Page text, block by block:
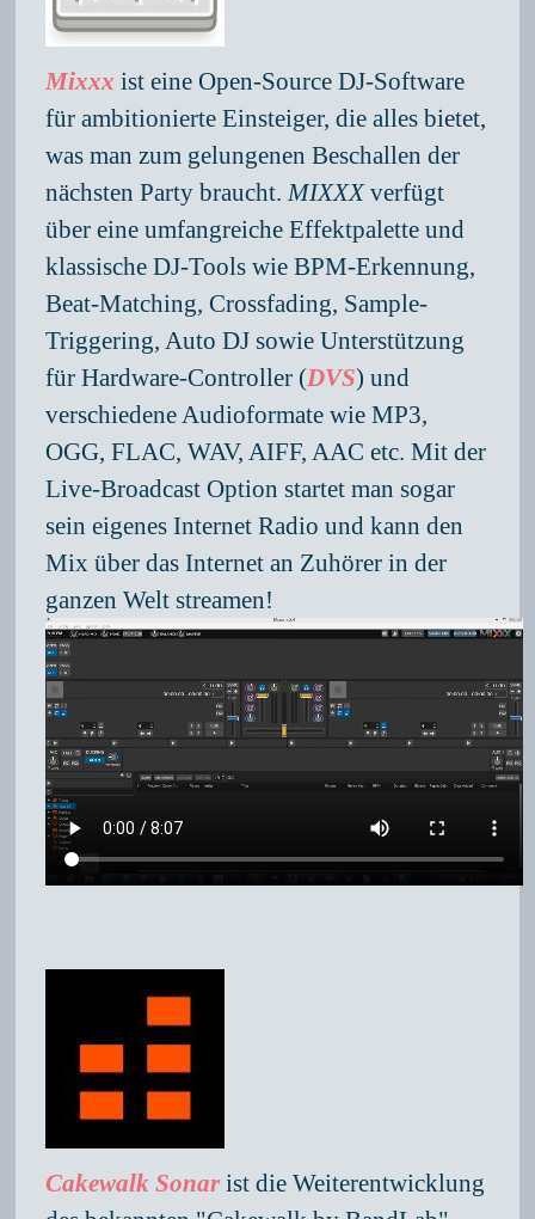
Mixxx ist eine Open-Source DJ-Software
für ambitionierte Einsteiger, die alles bietet,
was man zum gelungenen Beschallen der
nächsten Party braucht. MIXXXverfügt
über eine umfangreiche Effektpalette und
klassische DJ-Tools wie BPM-Erkennung,
Beat-Matching, Crossfading, Sample-
Triggering, Auto DJ sowie Unterstützung
für Hardware-Controller (DVS) und
verschiedene Audioformate wie MP3,
OGG, FLAC, WAV, AIFF, AAC etc. Mit der
Live-Broadcast Option startet man sogar
sein eigenes Internet Radio und kann den
Mix über das Internet an Zuhörer in der
ganzen Welt streamen!
Cakewalk Sonarist die Weiterentwicklung